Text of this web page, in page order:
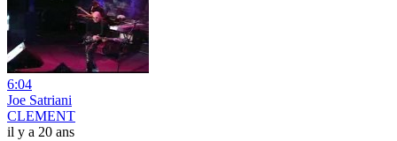
6:04
Joe Satriani
CLEMENT
il y a 20 ans